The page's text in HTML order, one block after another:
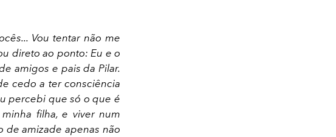
Vou tentar não me
direto ao ponto: Eu e o
amigos e pais da Pilar.
cedo a ter consciência
percebi que só o que é
filha, e viver num
de amizade apenas não